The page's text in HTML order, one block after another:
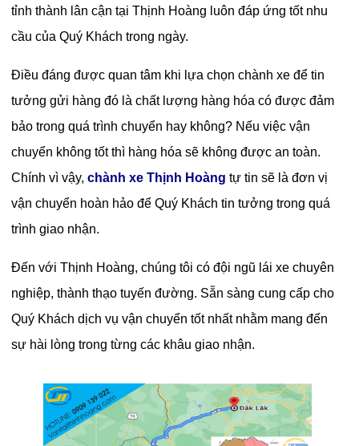
tỉnh thành lân cận tại Thịnh Hoàng luôn đáp ứng tốt nhu
cầu của Quý Khách trong ngày.
Điều đáng được quan tâm khi lựa chọn chành xe để tin
tưởng gửi hàng đó là chất lượng hàng hóa có được đảm
bảo trong quá trình chuyển hay không? Nếu việc vận
chuyển không tốt thì hàng hóa sẽ không được an toàn.
Chính vì vậy,chành xe Thịnh Hoàng tự tin sẽ là đơn vị
vận chuyển hoàn hảo để Quý Khách tin tưởng trong quá
trình giao nhận.
Đến với Thịnh Hoàng, chúng tôi có đội ngũ lái xe chuyên
nghiệp, thành thạo tuyến đường. Sẵn sàng cung cấp cho
Quý Khách dịch vụ vận chuyển tốt nhất nhằm mang đến
sự hài lòng trong từng các khâu giao nhận.